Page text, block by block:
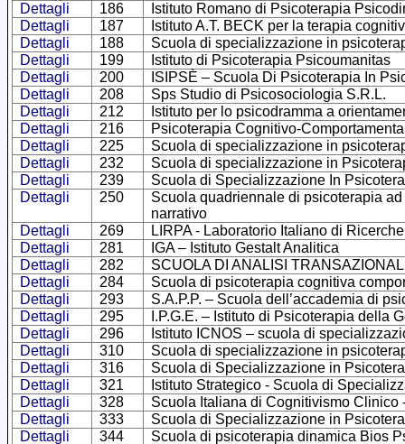
Dettagli
186
Istituto Romano di Psicoterapia
Dettagli
187
Istituto A.T. BECK per la terapia
Dettagli
188
Scuola di specializzazione in
Dettagli
199
Istituto di Psicoterapia Psicoumanitas
Dettagli
200
ISIPSÈ – Scuola Di Psicoterapia In
Dettagli
208
Sps Studio di Psicosociologia S.R.L.
Dettagli
212
Istituto per lo psicodramma a
Dettagli
216
Psicoterapia Cognitivo-
Dettagli
225
Scuola di specializzazione in
Dettagli
232
Scuola di specializzazione in
Dettagli
239
Scuola di Specializzazione In
Dettagli
250
Scuola quadriennale di psicoterapia
narrativo
Dettagli
269
LIRPA - Laboratorio Italiano di
Dettagli
281
IGA – Istituto Gestalt Analitica
Dettagli
282
SCUOLA DI ANALISI
Dettagli
284
Scuola di psicoterapia cognitiva
Dettagli
293
S.A.P.P. – Scuola dell’accademia di
Dettagli
295
I.P.G.E. – Istituto di Psicoterapia della
Dettagli
296
Istituto ICNOS – scuola di
Dettagli
310
Scuola di specializzazione in
Dettagli
316
Scuola di Specializzazione in
Dettagli
321
Istituto Strategico - Scuola di
Dettagli
328
Scuola Italiana di Cognitivismo Clinico
Dettagli
333
Scuola di Specializzazione in
Dettagli
344 Scuola di psicoterapia dinamica Bios